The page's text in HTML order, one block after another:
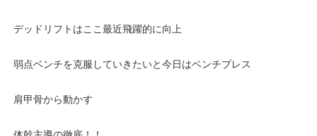
デッドリフトはここ最近飛躍的に向上
弱点ベンチを克服していきたいと今日はベンチプレス
肩甲骨から動かす